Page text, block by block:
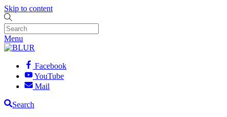
Skip to content
Menu
Facebook
YouTube
Mail
Search